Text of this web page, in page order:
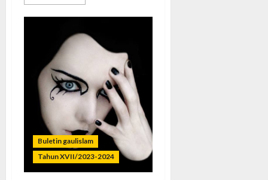
Buletin gaulislam
Tahun XVII/2023-2024